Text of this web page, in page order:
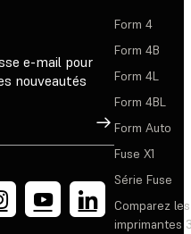
e-mail pour
nouveautés
Inscription
Form 4
Form 4B
Form 4L
Form 4BL
Form Auto
Fuse X1
Série Fuse
Comparez les
imprimantes